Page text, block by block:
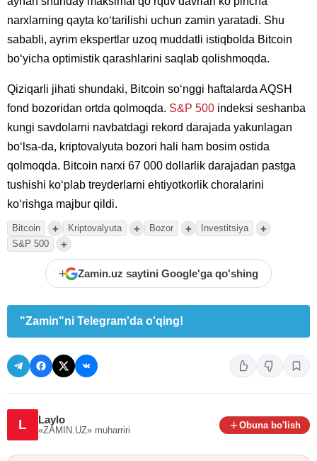
narxlarning qayta koʻtarilishi uchun zamin yaratadi. Shu
sababli, ayrim ekspertlar uzoq muddatli istiqbolda Bitcoin
boʻyicha optimistik qarashlarini saqlab qolishmoqda.
Qiziqarli jihati shundaki, Bitcoin soʻnggi haftalarda AQSH
fond bozoridan ortda qolmoqda. S&P 500 indeksi seshanba
kungi savdolarni navbatdagi rekord darajada yakunlagan
boʻlsa-da, kriptovalyuta bozori hali ham bosim ostida
qolmoqda. Bitcoin narxi 67 000 dollarlik darajadan pastga
tushishi koʻplab treyderlarni ehtiyotkorlik choralarini
koʻrishga majbur qildi.
Bitcoin + Kriptovalyuta + Bozor + Investitsiya +
S&P 500 +
+ Zamin.uz saytini Google'ga qo'shing
"Zamin"ni Telegram'da o'qing!
L Laylo
«ZAMIN.UZ» muharriri
Obuna bo'lish